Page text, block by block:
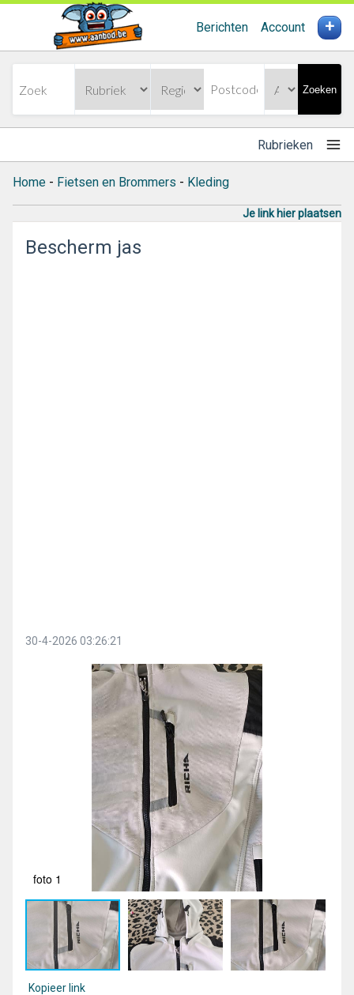
Berichten Account +
Zoeken
Rubrieken
Home - Fietsen en Brommers - Kleding
Je link hier plaatsen
Bescherm jas
30-4-2026 03:26:21
foto 1
Kopieer link